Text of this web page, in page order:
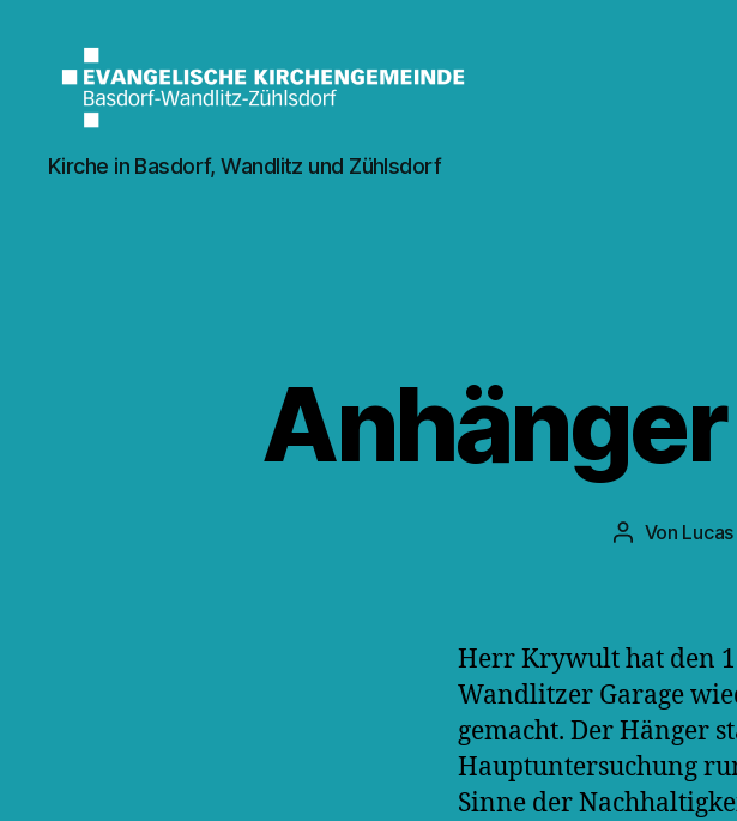
Kirche
Wandlitz
Kirche in Basdorf, Wandlitz und Zühlsdorf
Von
Herr Krywult hat den
Wandlitzer Garage
gemacht. Der Hänger
Hauptuntersuchung
Sinne der